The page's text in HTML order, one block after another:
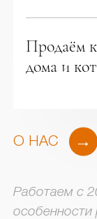
Продаём
дома и
О НАС
Работаем с